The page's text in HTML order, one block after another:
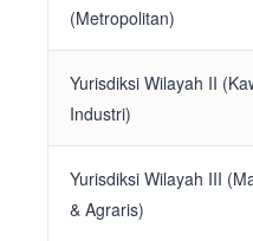
(Metropolitan)
Yurisdiksi Wilayah II
Industri)
Yurisdiksi Wilayah III
& Agraris)